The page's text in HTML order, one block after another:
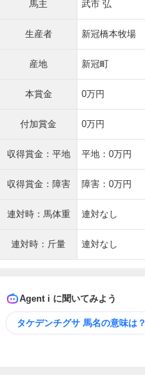
馬主 武市 弘
生産者 新冠橋本牧場
産地 新冠町
本賞金 0万円
付加賞金 0万円
収得賞金：平地 平地：0万円
収得賞金：障害 障害：0万円
連対時：馬体重 連対なし
連対時：斤量 連対なし
Agent i に聞いてみよう
タケデンチグサ 馬名の意味は？